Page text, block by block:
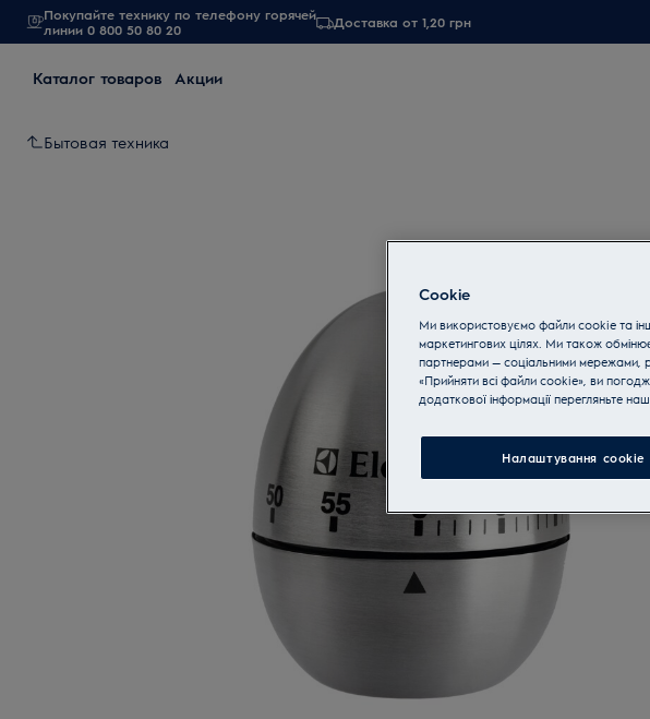
Покупайте технику по телефону горячей
линии 0 800 50 80 20
Доставка от 1,20 грн
Каталог товаров Акции
Бытовая техника
Cookie
Ми використовуємо файли cookie та
маркетингових цілях. Ми також
партнерами — соціальними мережами,
«Прийняти всі файли cookie», ви
додаткової інформації перегляньте
Налаштування cookie